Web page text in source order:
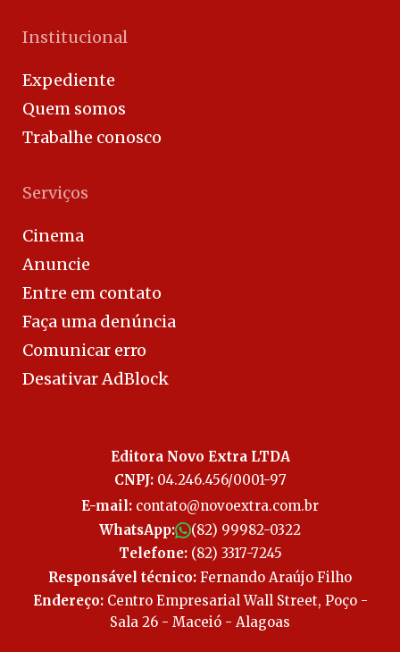
Institucional
Expediente
Quem somos
Trabalhe conosco
Serviços
Cinema
Anuncie
Entre em contato
Faça uma denúncia
Comunicar erro
Desativar AdBlock
Editora Novo Extra LTDA
CNPJ:04.246.456/0001-97
E-mail: contato@novoextra.com.br
WhatsApp:
(82) 99982-0322
Telefone:(82) 3317-7245
Responsável técnico: Fernando Araújo Filho
Endereço:Centro Empresarial Wall Street, Poço -
Sala 26 - Maceió - Alagoas